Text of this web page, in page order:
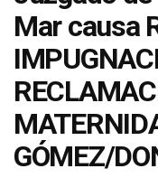
Mar causa
GÓMEZ/